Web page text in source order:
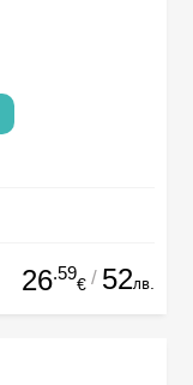
26.59
€ / 52лв.